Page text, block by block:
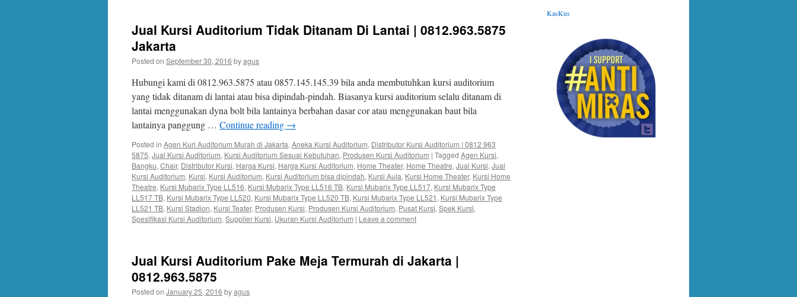
Jual Kursi Auditorium Tidak Ditanam Di Lantai | 0812.963.5875
Jakarta
Posted on September 30, 2016 byagus
Hubungi kami di 0812.963.5875 atau 0857.145.145.39 bila anda membutuhkan kursi auditorium
yang tidak ditanam di lantai atau bisa dipindah-pindah. Biasanya kursi auditorium selalu ditanam di
lantai menggunakan dyna bolt bila lantainya berbahan dasar cor atau menggunakan baut bila
lantainya panggung … Continue reading →
Posted in Agen Kuri Auditorium Murah di Jakarta, Aneka Kursi Auditorium, Distributor Kursi Auditorium | 0812 963
5875, Jual Kursi Auditorium, Kursi Auditorium Sesuai Kebutuhan, Produsen Kursi Auditorium | Tagged Agen Kursi,
Bangku, Chair, Distributor Kursi, Harga Kursi, Harga Kursi Auditorium, Home Theater, Home Theatre, Jual Kursi, Jual
Kursi Auditorium, Kursi, Kursi Auditorium, Kursi Auditorium bisa dipindah, Kursi Aula, Kursi Home Theater, Kursi Home
Theatre, Kursi Mubarix Type LL516, Kursi Mubarix Type LL516 TB, Kursi Mubarix Type LL517, Kursi Mubarix Type
LL517 TB, Kursi Mubarix Type LL520, Kursi Mubarix Type LL520 TB, Kursi Mubarix Type LL521 , Kursi Mubarix Type
LL521 TB, Kursi Stadion, Kursi Teater, Produsen Kursi, Produsen Kursi Auditorium, Pusat Kursi, Spek Kursi,
Spesifikasi Kursi Auditorium, Supplier Kursi, Ukuran Kursi Auditorium | Leave a comment
Jual Kursi Auditorium Pake Meja Termurah di Jakarta |
0812.963.5875
Posted on January 25, 2016 byagus
KasKus